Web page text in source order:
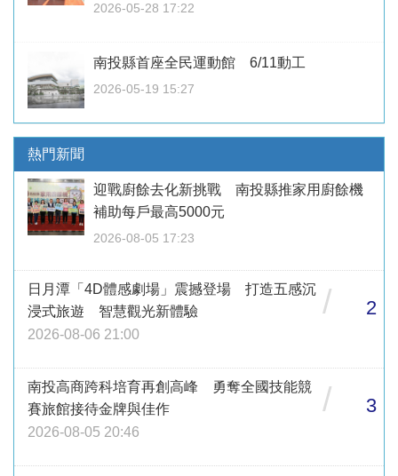
2026-05-28 17:22
南投縣首座全民運動館 6/11動工
2026-05-19 15:27
熱門新聞
迎戰廚餘去化新挑戰 南投縣推家用廚餘機
補助每戶最高5000元
2026-08-05 17:23
日月潭「4D體感劇場」震撼登場 打造五感沉
浸式旅遊 智慧觀光新體驗
2026-08-06 21:00
/ 2
南投高商跨科培育再創高峰 勇奪全國技能競
賽旅館接待金牌與佳作
2026-08-05 20:46
/ 3